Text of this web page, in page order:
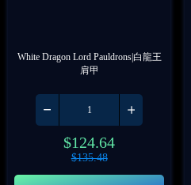
White Dragon Lord Pauldrons|白龍王
肩甲
$124.64
$135.48